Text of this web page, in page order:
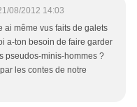
08/2012 14:03
ai même vus faits de galets
a-ton besoin de faire garder
pseudos-minis-hommes ?
les contes de notre